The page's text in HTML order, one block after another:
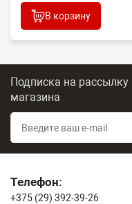
В корзину
Подписка на
магазина
Телефон:
+375 (29) 392-39-26